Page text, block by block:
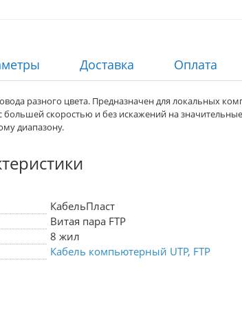
Доставка Оплата
разного цвета. Предназначен для локальных
большей скоростью ибез искажений на
диапазону.
КабельПласт
Витая пара FTP
8 жил
Кабель компьютерный UTP, FTP